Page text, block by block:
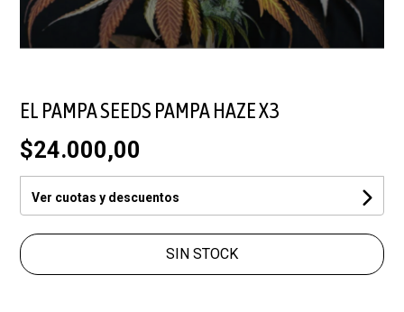
EL PAMPA SEEDS PAMPA HAZE X3
$24.000,00
Ver cuotas y descuentos
SIN STOCK